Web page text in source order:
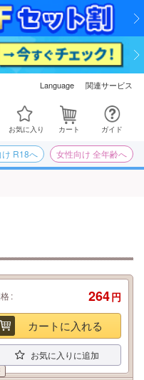
Language 関連サービス
お気に入り カート ガイド
け R18へ 女性向け 全年齢へ
264円
カートに入れる
お気に入りに追加